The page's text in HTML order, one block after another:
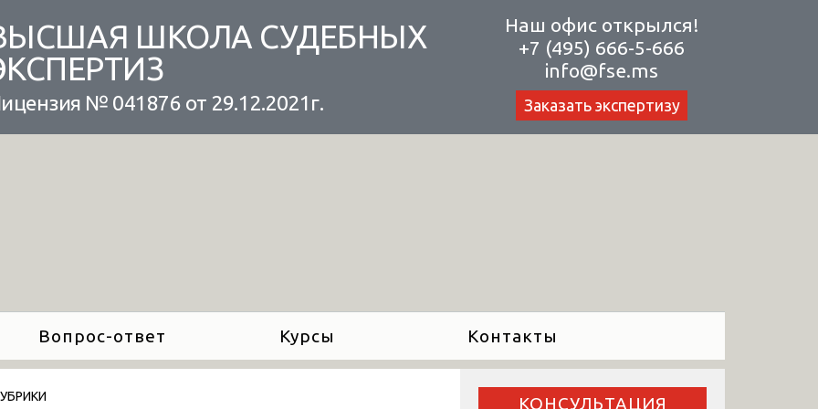
ШКОЛА СУДЕБНЫХ
№ 041876 от 29.12.2021г.
Наш офис открылся!
+7 (495) 666-5-666
info@fse.ms
Заказать экспертизу
Вопрос-ответ Курсы Контакты
КОНСУЛЬТАЦИЯ